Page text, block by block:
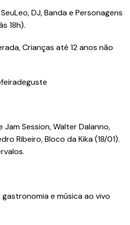
DJ, Banda e Personagens
18h).
Crianças até 12 anos não
Jam Session, Walter Dalanno,
Ribeiro, Bloco da Kika (18/01).
e música ao vivo